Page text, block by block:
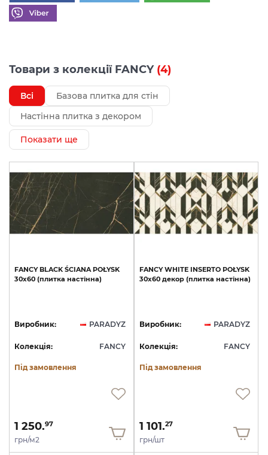
Товари з колекції FANCY (4)
Всі
Базова плитка для стін
Настінна плитка з декором
Показати ще
FANCY BLACK ŚCIANA POŁYSK
30х60 (плитка настінна)
Виробник: PARADYZ
Колекція: FANCY
Під замовлення
1 250.97
грн/м2
FANCY WHITE INSERTO POŁYSK
30x60 декор (плитка настінна)
Виробник: PARADYZ
Колекція: FANCY
Під замовлення
1 101.27
грн/шт